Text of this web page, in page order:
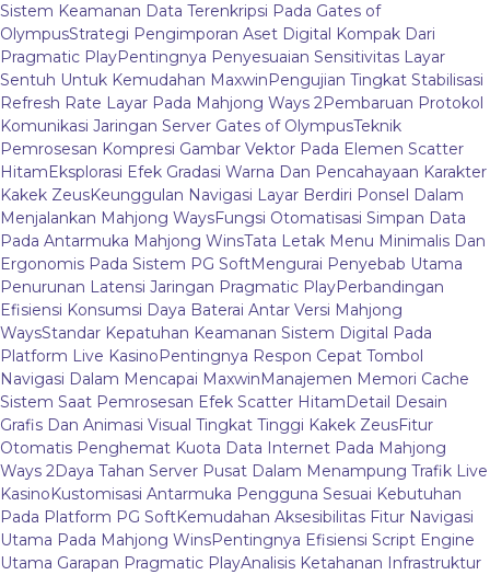
Sistem Keamanan Data Terenkripsi Pada Gates of
OlympusStrategi Pengimporan Aset Digital Kompak Dari
Pragmatic PlayPentingnya Penyesuaian Sensitivitas Layar
Sentuh Untuk Kemudahan MaxwinPengujian Tingkat Stabilisasi
Refresh Rate Layar Pada Mahjong Ways 2Pembaruan Protokol
Komunikasi Jaringan Server Gates of OlympusTeknik
Pemrosesan Kompresi Gambar Vektor Pada Elemen Scatter
HitamEksplorasi Efek Gradasi Warna Dan Pencahayaan Karakter
Kakek ZeusKeunggulan Navigasi Layar Berdiri Ponsel Dalam
Menjalankan Mahjong WaysFungsi Otomatisasi Simpan Data
Pada Antarmuka Mahjong WinsTata Letak Menu Minimalis Dan
Ergonomis Pada Sistem PG SoftMengurai Penyebab Utama
Penurunan Latensi Jaringan Pragmatic PlayPerbandingan
Efisiensi Konsumsi Daya Baterai Antar Versi Mahjong
WaysStandar Kepatuhan Keamanan Sistem Digital Pada
Platform Live KasinoPentingnya Respon Cepat Tombol
Navigasi Dalam Mencapai MaxwinManajemen Memori Cache
Sistem Saat Pemrosesan Efek Scatter HitamDetail Desain
Grafis Dan Animasi Visual Tingkat Tinggi Kakek ZeusFitur
Otomatis Penghemat Kuota Data Internet Pada Mahjong
Ways 2Daya Tahan Server Pusat Dalam Menampung Trafik Live
KasinoKustomisasi Antarmuka Pengguna Sesuai Kebutuhan
Pada Platform PG SoftKemudahan Aksesibilitas Fitur Navigasi
Utama Pada Mahjong WinsPentingnya Efisiensi Script Engine
Utama Garapan Pragmatic PlayAnalisis Ketahanan Infrastruktur